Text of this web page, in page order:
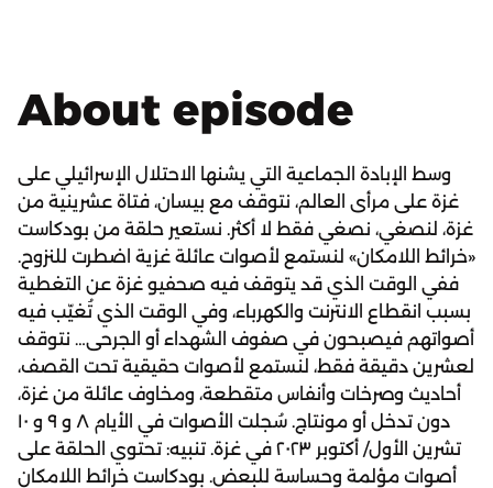
About episode
وسط الإبادة الجماعية التي يشنها الاحتلال الإسرائيلي على
غزة على مرأى العالم، نتوقف مع بيسان، فتاة عشرينية من
غزة، لنصغي، نصغي فقط لا أكثر. نستعير حلقة من بودكاست
«خرائط اللامكان» لنستمع لأصوات عائلة غزية اضطرت للنزوح.
ففي الوقت الذي قد يتوقف فيه صحفيو غزة عن التغطية
بسبب انقطاع الانترنت والكهرباء، وفي الوقت الذي تُغيّب فيه
أصواتهم فيصبحون في صفوف الشهداء أو الجرحى… نتوقف
لعشرين دقيقة فقط، لنستمع لأصوات حقيقية تحت القصف،
أحاديث وصرخات وأنفاس متقطعة، ومخاوف عائلة من غزة،
دون تدخل أو مونتاج. سُجلت الأصوات في الأيام ٨ و ٩ و ١٠
تشرين الأول/ أكتوبر ٢٠٢٣ في غزة. تنبيه: تحتوي الحلقة على
أصوات مؤلمة وحساسة للبعض. بودكاست خرائط اللامكان